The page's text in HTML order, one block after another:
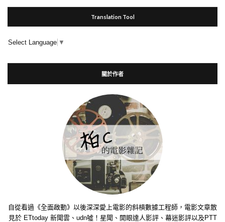
Translation Tool
Select Language ▼
關於作者
自從看過《全面啟動》以後深深愛上電影的斜槓數據工程師，電影文章散
見於 ETtoday 新聞雲、udn噓！星聞、開眼達人影評、幕迷影評以及PTT